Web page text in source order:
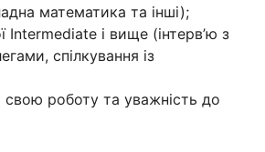
математика та інші);
Intermediate і вище (інтерв’ю з
спілкування із
свою роботу та уважність до